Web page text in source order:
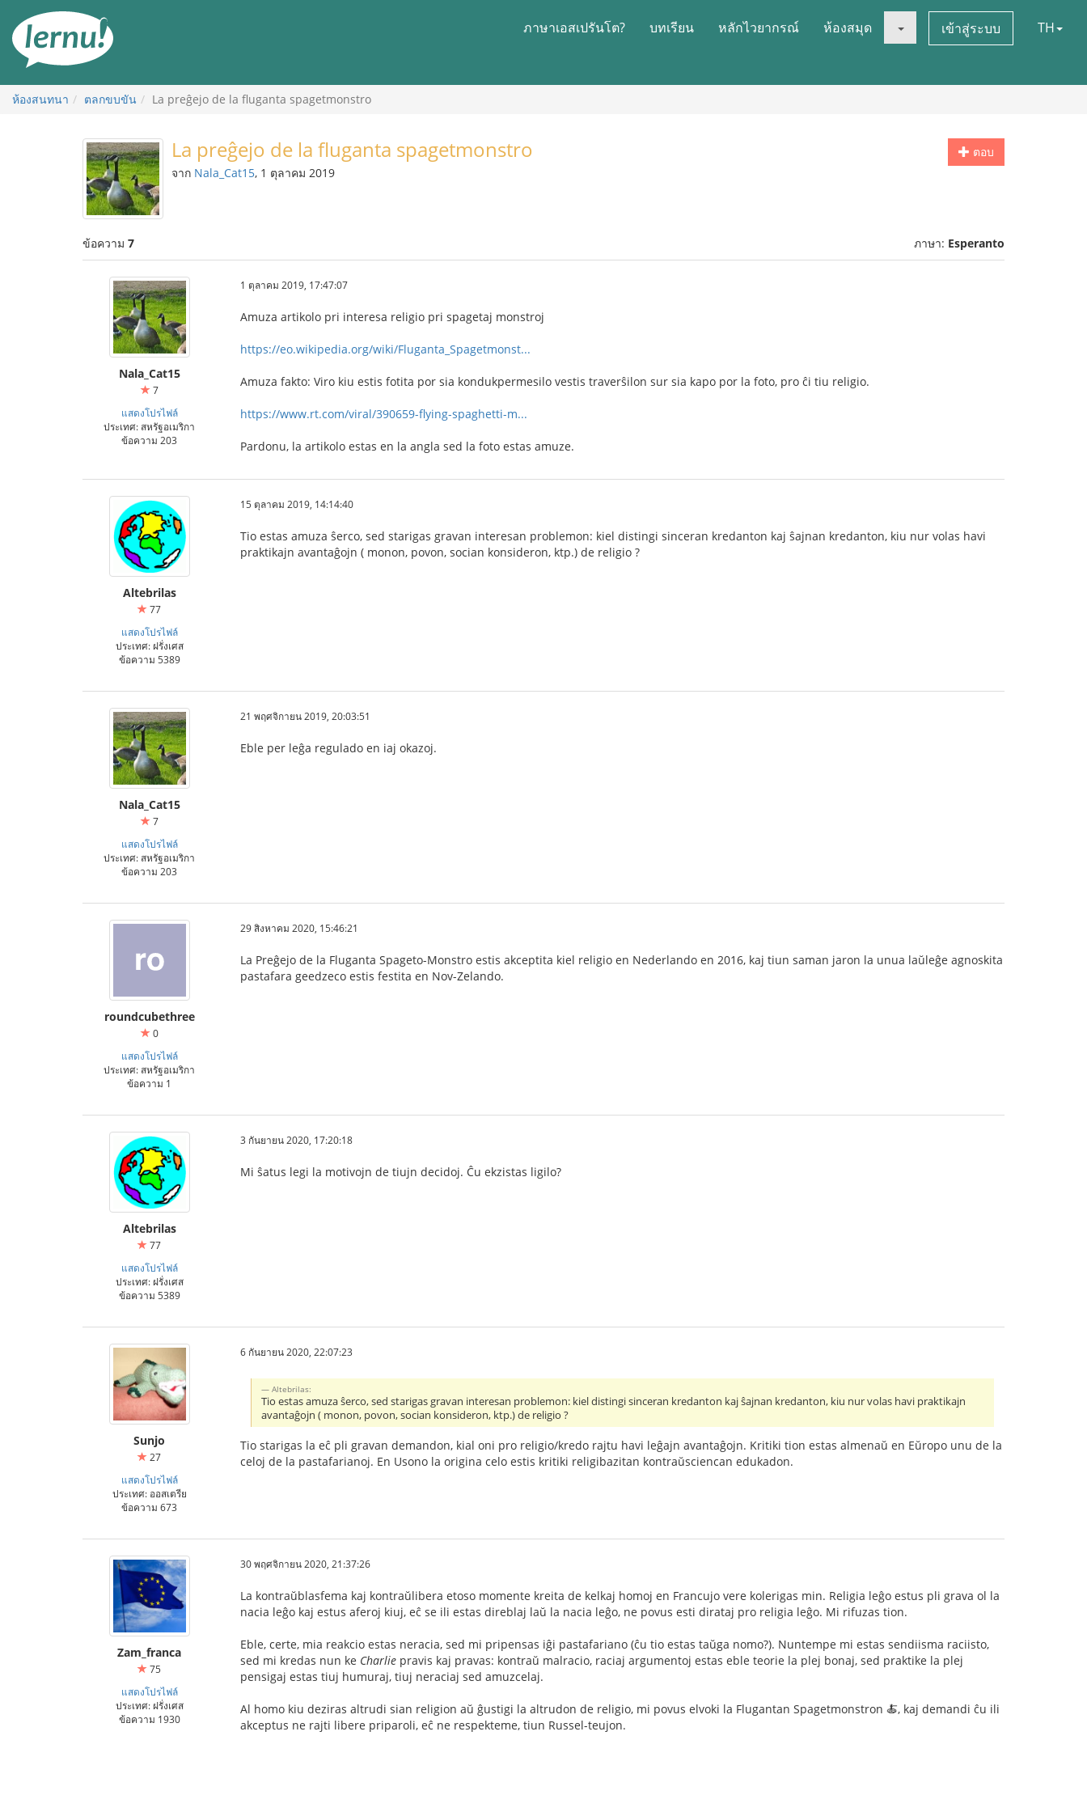
สารบัญ
ภาษาเอสเปรันโต? บทเรียน หลักไวยากรณ์ ห้องสมุด เข้าสู่ระบบ TH
ห้องสนทนา ตลกขบขัน La preĝejo de la fluganta spagetmonstro
ตอบ
La preĝejo de la fluganta spagetmonstro
จาก Nala_Cat15, 1 ตุลาคม 2019
ข้อความ 7 ภาษา: Esperanto
Nala_Cat15
7
แสดงโปรไฟล์
ประเทศ: สหรัฐอเมริกา
ข้อความ 203
1 ตุลาคม 2019, 17:47:07
Amuza artikolo pri interesa religio pri spagetaj monstroj
https://eo.wikipedia.org/wiki/Fluganta_Spagetmonst...
Amuza fakto: Viro kiu estis fotita por sia kondukpermesilo vestis traverŝilon sur sia kapo por la foto, pro ĉi tiu religio.
https://www.rt.com/viral/390659-flying-spaghetti-m...
Pardonu, la artikolo estas en la angla sed la foto estas amuze.
Altebrilas
77
แสดงโปรไฟล์
ประเทศ: ฝรั่งเศส
ข้อความ 5389
15 ตุลาคม 2019, 14:14:40
Tio estas amuza ŝerco, sed starigas gravan interesan problemon: kiel distingi sinceran kredanton kaj ŝajnan kredanton, kiu nur volas havi
praktikajn avantaĝojn ( monon, povon, socian konsideron, ktp.) de religio ?
Nala_Cat15
7
แสดงโปรไฟล์
ประเทศ: สหรัฐอเมริกา
ข้อความ 203
21 พฤศจิกายน 2019, 20:03:51
Eble per leĝa regulado en iaj okazoj.
roundcubethree
0
แสดงโปรไฟล์
ประเทศ: สหรัฐอเมริกา
ข้อความ 1
29 สิงหาคม 2020, 15:46:21
La Preĝejo de la Fluganta Spageto-Monstro estis akceptita kiel religio en Nederlando en 2016, kaj tiun saman jaron la unua laŭleĝe agnoskita
pastafara geedzeco estis festita en Nov-Zelando.
Altebrilas
77
แสดงโปรไฟล์
ประเทศ: ฝรั่งเศส
ข้อความ 5389
3 กันยายน 2020, 17:20:18
Mi ŝatus legi la motivojn de tiujn decidoj. Ĉu ekzistas ligilo?
Sunjo
27
แสดงโปรไฟล์
ประเทศ: ออสเตรีย
ข้อความ 673
6 กันยายน 2020, 22:07:23
Altebrilas:
Tio estas amuza ŝerco, sed starigas gravan interesan problemon: kiel distingi sinceran kredanton kaj ŝajnan kredanton, kiu nur volas havi praktikajn
avantaĝojn ( monon, povon, socian konsideron, ktp.) de religio ?
Tio starigas la eĉ pli gravan demandon, kial oni pro religio/kredo rajtu havi leĝajn avantaĝojn. Kritiki tion estas almenaŭ en Eŭropo unu de la
celoj de la pastafarianoj. En Usono la origina celo estis kritiki religibazitan kontraŭsciencan edukadon.
Zam_franca
75
แสดงโปรไฟล์
ประเทศ: ฝรั่งเศส
ข้อความ 1930
30 พฤศจิกายน 2020, 21:37:26
La kontraŭblasfema kaj kontraŭlibera etoso momente kreita de kelkaj homoj en Francujo vere kolerigas min. Religia leĝo estus pli grava ol la
nacia leĝo kaj estus aferoj kiuj, eĉ se ili estas direblaj laŭ la nacia leĝo, ne povus esti dirataj pro religia leĝo. Mi rifuzas tion.
Eble, certe, mia reakcio estas neracia, sed mi pripensas iĝi pastafariano (ĉu tio estas taŭga nomo?). Nuntempe mi estas sendiisma raciisto,
sed mi kredas nun ke Charlie pravis kaj pravas: kontraŭ malracio, raciaj argumentoj estas eble teorie la plej bonaj, sed praktike la plej
pensigaj estas tiuj humuraj, tiuj neraciaj sed amuzcelaj.
Al homo kiu deziras altrudi sian religion aŭ ĝustigi la altrudon de religio, mi povus elvoki la Flugantan Spagetmonstron 🍝, kaj demandi ĉu ili
akceptus ne rajti libere priparoli, eĉ ne respekteme, tiun Russel-teujon.